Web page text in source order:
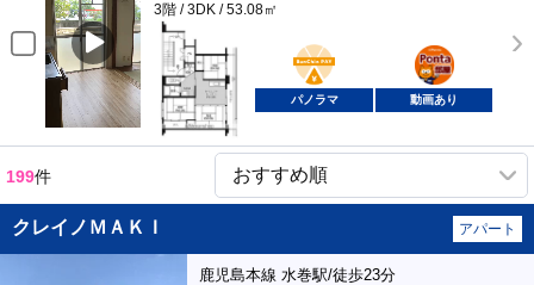
3階 / 3DK / 53.08㎡
BunChinPAY
ポンタ
部屋
パノラマ 動画あり
199件
クレイノＭＡＫＩ アパート
鹿児島本線 水巻駅/徒歩23分